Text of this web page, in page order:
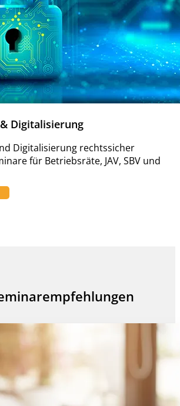
Digitalisierung
Digitalisierung rechtssicher
für Betriebsräte, JAV, SBV und